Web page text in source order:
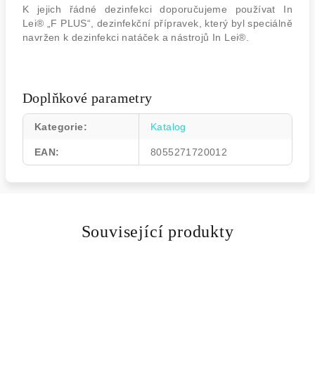
K jejich řádné dezinfekci doporučujeme používat In
Lei® „F PLUS“, dezinfekční přípravek, který byl speciálně
navržen k dezinfekci natáček a nástrojů In Lei®.
Doplňkové parametry
Kategorie: Katalog
EAN: 8055271720012
Související produkty